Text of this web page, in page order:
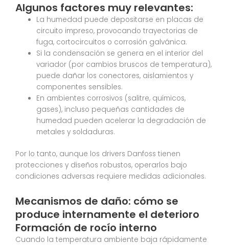
Algunos factores muy relevantes:
La humedad puede depositarse en placas de
circuito impreso, provocando trayectorias de
fuga, cortocircuitos o corrosión galvánica.
Si la condensación se genera en el interior del
variador (por cambios bruscos de temperatura),
puede dañar los conectores, aislamientos y
componentes sensibles.
En ambientes corrosivos (salitre, químicos,
gases), incluso pequeñas cantidades de
humedad pueden acelerar la degradación de
metales y soldaduras.
Por lo tanto, aunque los drivers Danfoss tienen
protecciones y diseños robustos, operarlos bajo
condiciones adversas requiere medidas adicionales.
Mecanismos de daño: cómo se
produce internamente el deterioro
Formación de rocío interno
Cuando la temperatura ambiente baja rápidamente